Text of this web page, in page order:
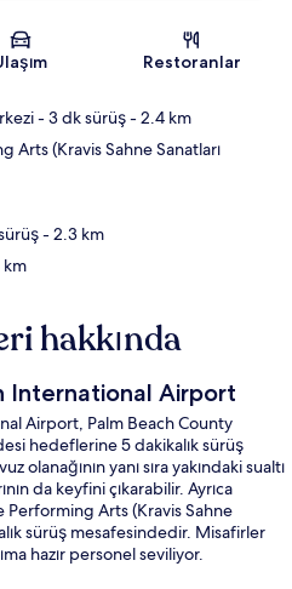
Harita
Restoranlar
- 3 dk sürüş- 2.4 km
Arts (Kravis Sahne Sanatları
- 2.3 km
km
hakkında
International Airport
Airport, Palm Beach County
hedeflerine 5 dakikalık sürüş
olanağının yanı sıra yakındaki sualtı
da keyfini çıkarabilir. Ayrıca
Performing Arts (Kravis Sahne
sürüş mesafesindedir. Misafirler
hazır personel seviliyor.